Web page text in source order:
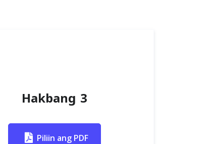
Hakbang 3
Piliin ang PDF